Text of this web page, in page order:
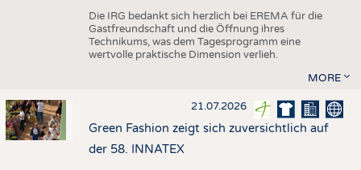
Die IRG bedankt sich herzlich bei EREMA für die
Gastfreundschaft und die Öffnung ihres
Technikums, was dem Tagesprogramm eine
wertvolle praktische Dimension verlieh.
MORE
21.07.2026
Green Fashion zeigt sich zuversichtlich auf
der 58. INNATEX